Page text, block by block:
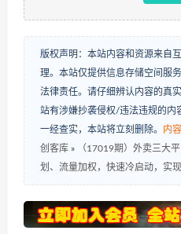
版权声明：本站内容和资源来自
理。本站仅提供信息存储空间服
法律责任。请仔细辨认内容的真
站有涉嫌抄袭侵权/违法违规的内
一经查实，本站将立刻删除。 内
创客库 »
（17019期）外卖三大
划、流量加权，快速冷启动，实